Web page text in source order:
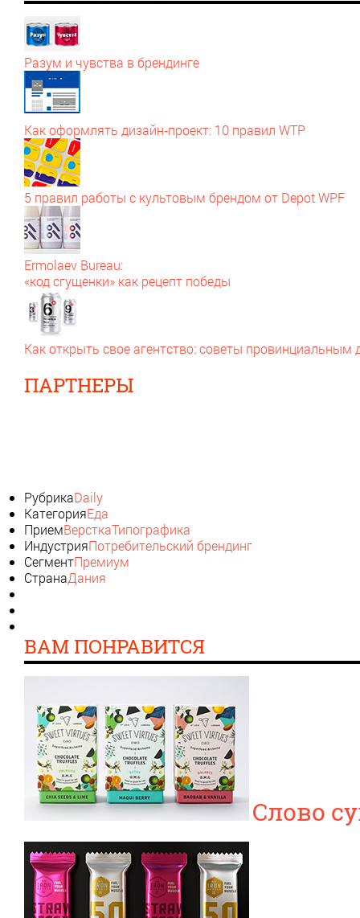
Разум и чувства в брендинге
Как оформлять дизайн‑проект: 10 правил WTP
5 правил работы с культовым брендом от Depot WPF
Ermolaev Bureau:
«код сгущенки» как рецепт победы
Как открыть свое агентство: советы провинциальным
ПАРТНЕРЫ
РубрикаDaily
КатегорияЕда
ПриемВерсткаТипографика
ИндустрияПотребительский брендинг
СегментПремиум
СтранаДания
ВАМ ПОНРАВИТСЯ
Слово